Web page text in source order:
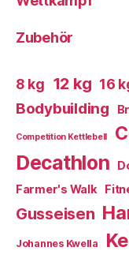
Zubehör
8 kg 12 kg 16
Bodybuilding
Competition Kettlebell
Decathlon
Farmer's Walk
Gusseisen
Johannes Kwella